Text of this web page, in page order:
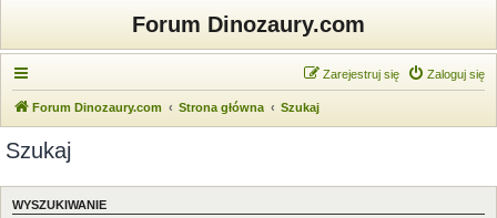
Forum Dinozaury.com
Zaloguj się
Zarejestruj się
Forum Dinozaury.com Strona główna Szukaj
Szukaj
WYSZUKIWANIE